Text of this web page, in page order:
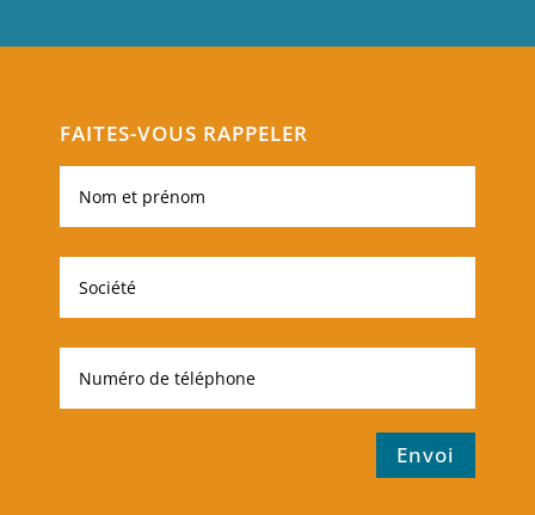
FAITES-VOUS RAPPELER
Envoi